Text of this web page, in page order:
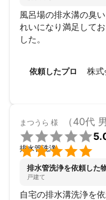
風呂場の排水溝の臭
れいになり満足して
した。
依頼したプロ 株
まつうら 様 （40代


排水管洗浄
排水管洗浄を依頼した
戸建て
自宅の排水溝洗浄を依